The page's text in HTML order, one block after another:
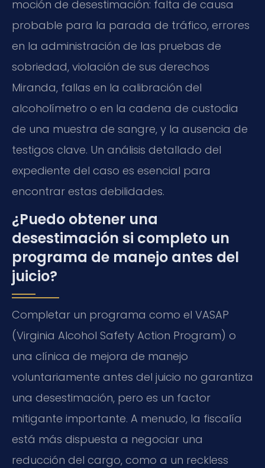
moción de desestimación: falta de causa
probable para la parada de tráfico, errores
en la administración de las pruebas de
sobriedad, violación de sus derechos
Miranda, fallas en la calibración del
alcoholímetro o en la cadena de custodia
de una muestra de sangre, y la ausencia de
testigos clave. Un análisis detallado del
expediente del caso es esencial para
encontrar estas debilidades.
¿Puedo obtener una
desestimación si completo un
programa de manejo antes del
juicio?
Completar un programa como el VASAP
(Virginia Alcohol Safety Action Program) o
una clínica de mejora de manejo
voluntariamente antes del juicio no garantiza
una desestimación, pero es un factor
mitigante importante. A menudo, la fiscalía
está más dispuesta a negociar una
reducción del cargo, como a un reckless